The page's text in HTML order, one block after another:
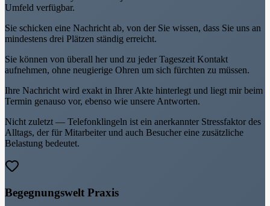
Umfeld verfügbar.
Sie schicken eine Nachricht ab, von der Sie wissen, dass Sie uns an
mindestens drei Plätzen ständig erreicht.
Sie können von überall her und zu jeder Tageszeit Kontakt
aufnehmen, ohne neugierige Ohren um sich fürchten zu müssen.
Ihre Nachricht wird exakt in Ihrer Akte hinterlegt und liegt mir beim
Termin genauso vor, ebenso wie unsere Antworten.
Nicht zuletzt — Telefonklingeln ist ein anerkannter Stressfaktor des
Alltags, der für Mitarbeiter und auch Besucher eine zusätzliche
Belastung bedeutet.
Begegnungswelt Praxis